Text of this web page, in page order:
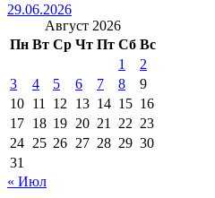
29.06.2026
Август 2026
Пн Вт Ср Чт Пт Сб Вс
1
2
3
4 5 6 7 8
9
10 11 12 13 14 15 16
17 18 19 20 21 22 23
24 25 26 27 28 29 30
31
« Июл